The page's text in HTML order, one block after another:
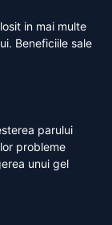
in mai multe
Beneficiile sale
parului
probleme
unui gel